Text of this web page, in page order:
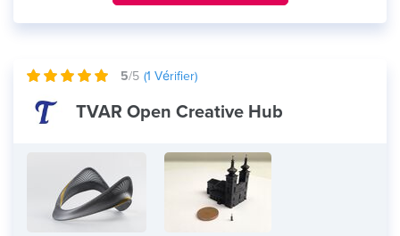
5/5 (1 Vérifier)
TVAR Open Creative Hub